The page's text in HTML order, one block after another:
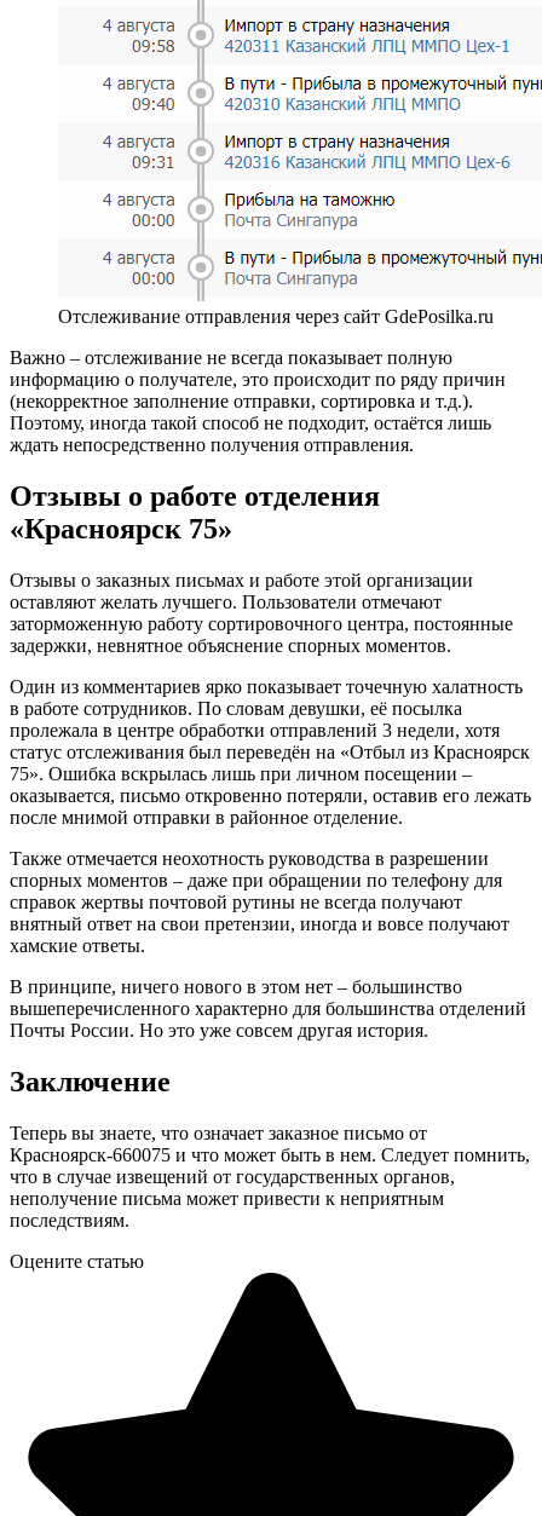
Отслеживание отправления через сайт GdePosilka.ru
Важно – отслеживание не всегда показывает полную
информацию о получателе, это происходит по ряду причин
(некорректное заполнение отправки, сортировка и т.д.).
Поэтому, иногда такой способ не подходит, остаётся лишь
ждать непосредственно получения отправления.
Отзывы о работе отделения
«Красноярск 75»
Отзывы о заказных письмах и работе этой организации
оставляют желать лучшего. Пользователи отмечают
заторможенную работу сортировочного центра, постоянные
задержки, невнятное объяснение спорных моментов.
Один из комментариев ярко показывает точечную халатность
в работе сотрудников. По словам девушки, её посылка
пролежала в центре обработки отправлений 3 недели, хотя
статус отслеживания был переведён на «Отбыл из Красноярск
75». Ошибка вскрылась лишь при личном посещении –
оказывается, письмо откровенно потеряли, оставив его лежать
после мнимой отправки в районное отделение.
Также отмечается неохотность руководства в разрешении
спорных моментов – даже при обращении по телефону для
справок жертвы почтовой рутины не всегда получают
внятный ответ на свои претензии, иногда и вовсе получают
хамские ответы.
В принципе, ничего нового в этом нет – большинство
вышеперечисленного характерно для большинства отделений
Почты России. Но это уже совсем другая история.
Заключение
Теперь вы знаете, что означает заказное письмо от
Красноярск-660075 и что может быть в нем. Следует помнить,
что в случае извещений от государственных органов,
неполучение письма может привести к неприятным
последствиям.
Оцените статью